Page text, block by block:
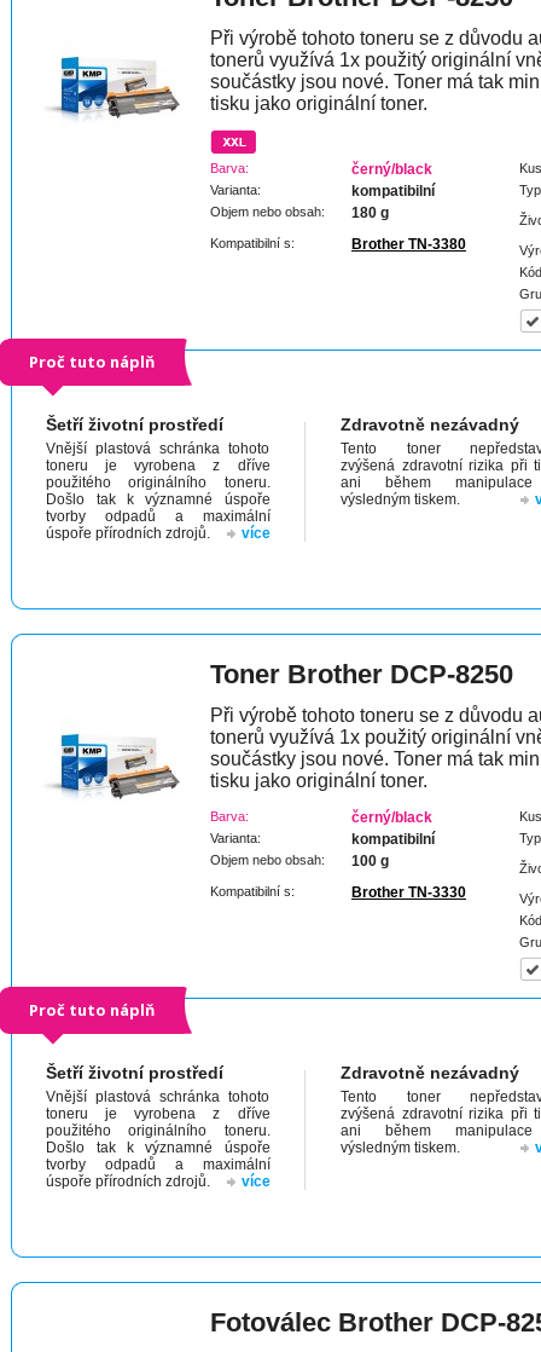
Při výrobě tohoto toneru se z důvodu
tonerů využívá 1x použitý originální
součástky jsou nové. Toner má tak
tisku jako originální toner.
Barva: černý/black
Varianta: kompatibilní
Objem nebo obsah: 180 g
Kompatibilní s: Brother TN-3380
Proč tuto náplň
Šetří životní prostředí
Vnější plastová schránka tohoto
toneru je vyrobena z dříve
použitého originálního toneru.
Došlo tak k významné úspoře
tvorby odpadů a maximální
úspoře přírodních zdrojů.
více
Zdravotně nezávadný
Tento toner
zvýšená zdravotní rizika při
ani během
výsledným tiskem.
Toner Brother DCP-8250
Při výrobě tohoto toneru se z důvodu
tonerů využívá 1x použitý originální
součástky jsou nové. Toner má tak
tisku jako originální toner.
Barva: černý/black
Varianta: kompatibilní
Objem nebo obsah: 100 g
Kompatibilní s: Brother TN-3330
Proč tuto náplň
Šetří životní prostředí
Vnější plastová schránka tohoto
toneru je vyrobena z dříve
použitého originálního toneru.
Došlo tak k významné úspoře
tvorby odpadů a maximální
úspoře přírodních zdrojů.
více
Zdravotně nezávadný
Tento toner
zvýšená zdravotní rizika při
ani během
výsledným tiskem.
Fotoválec Brother DCP-